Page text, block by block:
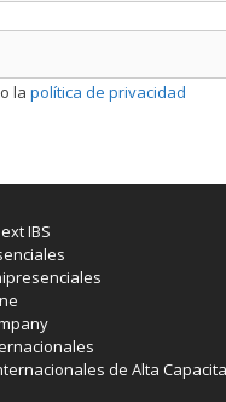
la política de privacidad
IBS
de Alta